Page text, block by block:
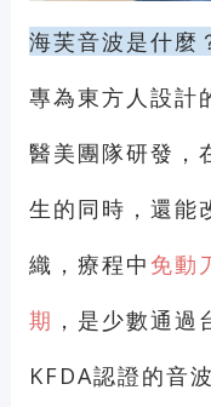
海芙音波是什麼
專為東方人設計
醫美團隊研發，
生的同時，還能
織，療程中 免動
期 ，是少數通
KFDA認證的音